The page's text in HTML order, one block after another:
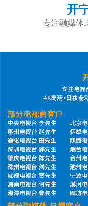
开
专注融媒体.